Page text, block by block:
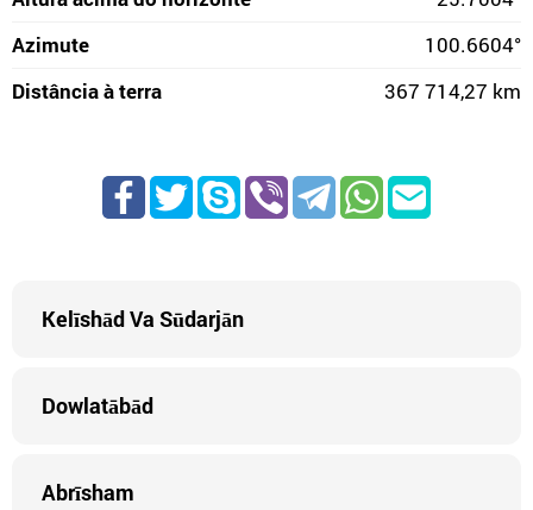
Azimute
100.6604°
Distância à terra
367 714,27 km
Kelīshād Va Sūdarjān
Dowlatābād
Abrīsham